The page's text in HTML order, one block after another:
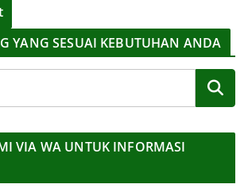
YANG SESUAI KEBUTUHAN ANDA
VIA WA UNTUK INFORMASI